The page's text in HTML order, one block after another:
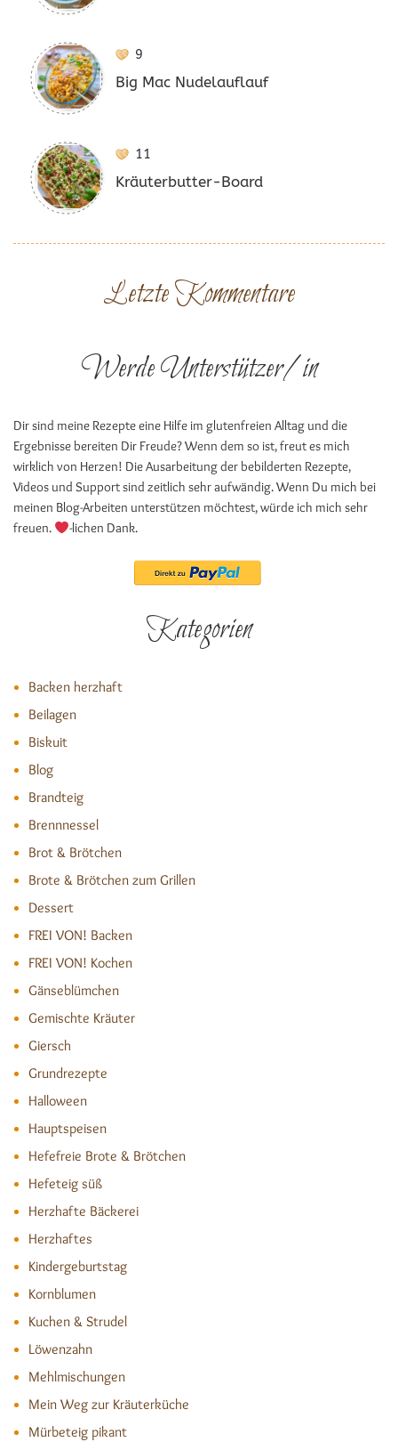
9
Big Mac Nudelauflauf
11
Kräuterbutter-Board
Letzte Kommentare
Werde Unterstützer/in
Dir sind meine Rezepte eine Hilfe im glutenfreien Alltag und die
Ergebnisse bereiten Dir Freude? Wenn dem so ist, freut es mich
wirklich von Herzen! Die Ausarbeitung der bebilderten Rezepte,
Videos und Support sind zeitlich sehr aufwändig. Wenn Du mich bei
meinen Blog-Arbeiten unterstützen möchtest, würde ich mich sehr
freuen.
-lichen Dank.
Kategorien
Backen herzhaft
Beilagen
Biskuit
Blog
Brandteig
Brennnessel
Brot & Brötchen
Brote & Brötchen zum Grillen
Dessert
FREI VON! Backen
FREI VON! Kochen
Gänseblümchen
Gemischte Kräuter
Giersch
Grundrezepte
Halloween
Hauptspeisen
Hefefreie Brote & Brötchen
Hefeteig süß
Herzhafte Bäckerei
Herzhaftes
Kindergeburtstag
Kornblumen
Kuchen & Strudel
Löwenzahn
Mehlmischungen
Mein Weg zur Kräuterküche
Mürbeteig pikant